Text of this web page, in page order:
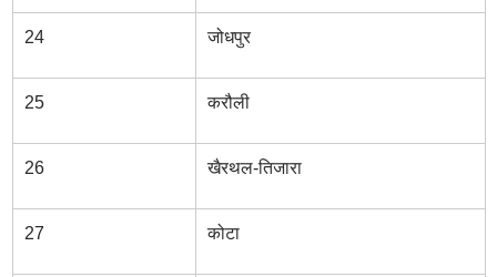
24 जोधपुर
25 करौली
26 खैरथल-तिजारा
27 कोटा